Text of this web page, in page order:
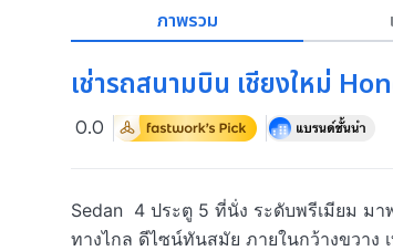
ภาพรวม
เช่ารถสนามบิน เชียงใหม่
0.0
Sedan  4 ประตู 5 ที่นั่ง ระดับพรีเมียม ม
ทางไกล ดีไซน์ทันสมัย ภายในกว้างขวาง